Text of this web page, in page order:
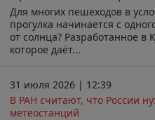
Для многих пешеходов в
прогулка начинается с
от солнца? Разработанное
которое даёт...
31 июля 2026 | 12:39
В РАН считают, что России
метеостанций